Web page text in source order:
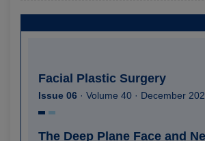
Facial Plastic Surgery
Issue 06 · Volume 40 · December
The Deep Plane Face and